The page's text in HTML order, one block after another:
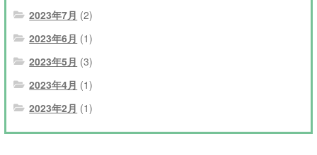
2023年7月 (2)
2023年6月 (1)
2023年5月 (3)
2023年4月 (1)
2023年2月 (1)